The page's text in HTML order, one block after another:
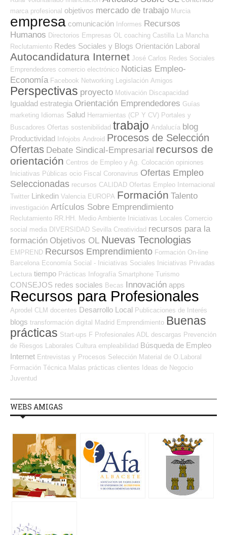
marca profesional objetivos mercado de trabajo Murcia
empresa comunicación Informes Recursos
Humanos Directorios Empresas OL coaching Castilla La Mancha
Reclutamiento Redes Sociales y Blogs Orientación Laboral
Autocandidatura Internet José Carlos Redes Sociales
Emprendedores comercio electrónico Noticias Empleo-
Economía Facebook Networking Legislación Amigos
Perspectivas proyecto Motivación Discapacidad
Igualdad estrategia Orientación Emprendedores Guías
marketing
Idiomas Salud Herramientas (CP Y CV) Portales y
Buscadores Ofertas sostenibilidad trabajo Andalucía blog
Productividad Infojobs Android Procesos de Selección
Ofertas Debate Sindical-Empresarial recursos de
orientación Centros de Empleo y Ag. Colocación opiniones
Iniciativas Públicas ocio Fiscal Coronavirus Ofertas Empleo
Seleccionadas recursos CALIDAD Ofertas Empleo Internacional
Twitter Linkedin Valencia EUROPA Formación Talento
investigación Artículos Sobre Emprendimiento
Reclutamiento RR.HH. Medio Ambiente Iniciativas Locales Comercio
social media DIVERSIDAD Sevilla Creatividad recursos para la
formación Objetivos OL Nuevas Tecnologias
EMPREND Recursos Emprendimiento Formación On-line
Barcelona Economía Social - Iniciativas Sociales
Iniciativas Privadas
Lectura tiempo Prácticas Infografía Smartphone Turismo
CONSEJOS redes sociales Becas Innovación apps
Recursos para Profesionales
Aprodel CLM docentes Desarrollo Local Publicaciones de Interés
blogs transformación digital Madrid Emprendimiento Buenas
prácticas Start-ups F Profesionales ADL descargas Prevención
de Riesgos Laborales Cultura empleabilidad Búsqueda de Empleo
Internet Entrevistas y Procesos Selección Material de O.Laboral
Formación Técnica Malas prácticas clientes
Ideas de Negocio
Juventud
WEBS AMIGAS